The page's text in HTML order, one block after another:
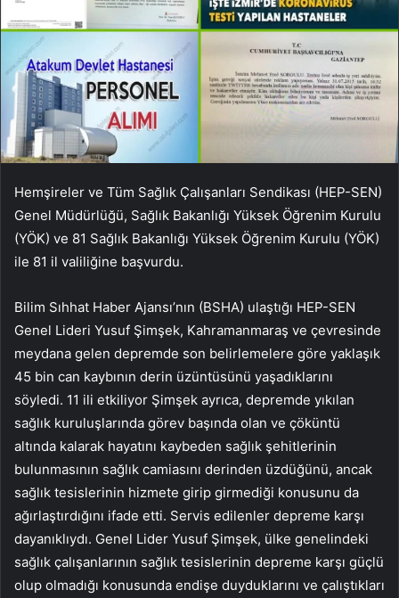
Hemşireler ve Tüm Sağlık Çalışanları Sendikası (HEP-SEN)
Genel Müdürlüğü, Sağlık Bakanlığı Yüksek Öğrenim Kurulu
(YÖK) ve 81 Sağlık Bakanlığı Yüksek Öğrenim Kurulu (YÖK)
ile 81 il valiliğine başvurdu.
Bilim Sıhhat Haber Ajansı’nın (BSHA) ulaştığı HEP-SEN
Genel Lideri Yusuf Şimşek, Kahramanmaraş ve çevresinde
meydana gelen depremde son belirlemelere göre yaklaşık
45 bin can kaybının derin üzüntüsünü yaşadıklarını
söyledi. 11 ili etkiliyor Şimşek ayrıca, depremde yıkılan
sağlık kuruluşlarında görev başında olan ve çöküntü
altında kalarak hayatını kaybeden sağlık şehitlerinin
bulunmasının sağlık camiasını derinden üzdüğünü, ancak
sağlık tesislerinin hizmete girip girmediği konusunu da
ağırlaştırdığını ifade etti. Servis edilenler depreme karşı
dayanıklıydı. Genel Lider Yusuf Şimşek, ülke genelindeki
sağlık çalışanlarının sağlık tesislerinin depreme karşı güçlü
olup olmadığı konusunda endişe duyduklarını ve çalıştıkları